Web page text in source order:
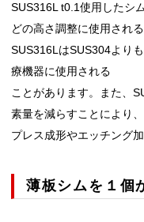
SUS316L t0.1使用したシ
どの高さ調整に使用される
SUS316LはSUS304より
療機器に使用される
ことがあります。また、
素量を減らすことにより、
プレス成形やエッチング
薄板シムを１個